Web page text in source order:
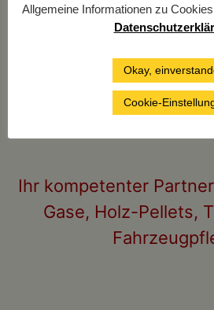
Ihr kompetenter
Gase, Holz-Pellets,
Allgemeine Informationen zu
Okay,
Cookie-